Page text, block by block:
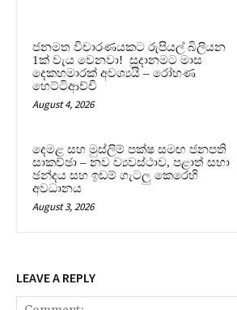
ජනමත විචාරණයකට රුපියල් බිලියන
1ක් වැය වෙනවා! සූදානමට මාස
දෙකහමාරක් අවශ්‍යයි – රෝහණ
හෙට්ටිආච්චි
August 4, 2026
දෙමළ සහ මුස්ලිම් පක්ෂ සමඟ ජනපති
සාකච්ඡා – නව ව්‍යවස්ථාව, පළාත් සභා
ඡන්දය සහ ඉඩම් ගැටලු කෙරෙහි
අවධානය
August 3, 2026
LEAVE A REPLY